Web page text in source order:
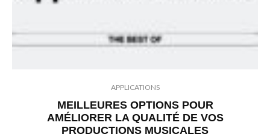
APPLICATIONS
MEILLEURES OPTIONS POUR
AMÉLIORER LA QUALITÉ DE VOS
PRODUCTIONS MUSICALES